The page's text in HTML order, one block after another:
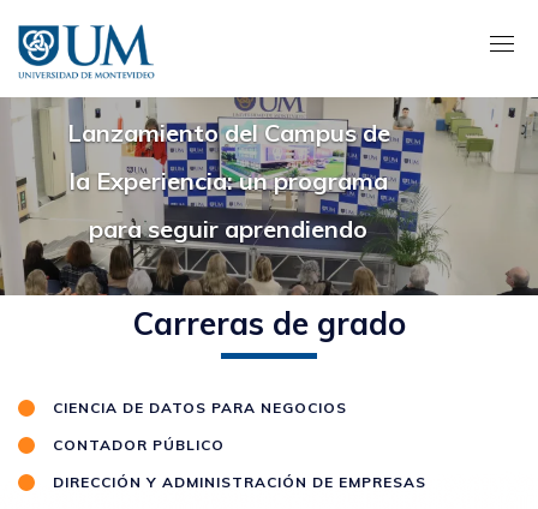
contenido
principal
Lanzamiento del Campus de
la Experiencia: un programa
para seguir aprendiendo
Carreras de grado
CIENCIA DE DATOS PARA NEGOCIOS
CONTADOR PÚBLICO
DIRECCIÓN Y ADMINISTRACIÓN DE EMPRESAS